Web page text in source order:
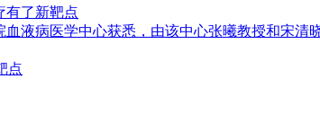
有了新靶点
液病医学中心获悉，由该中心张曦教授和宋
点